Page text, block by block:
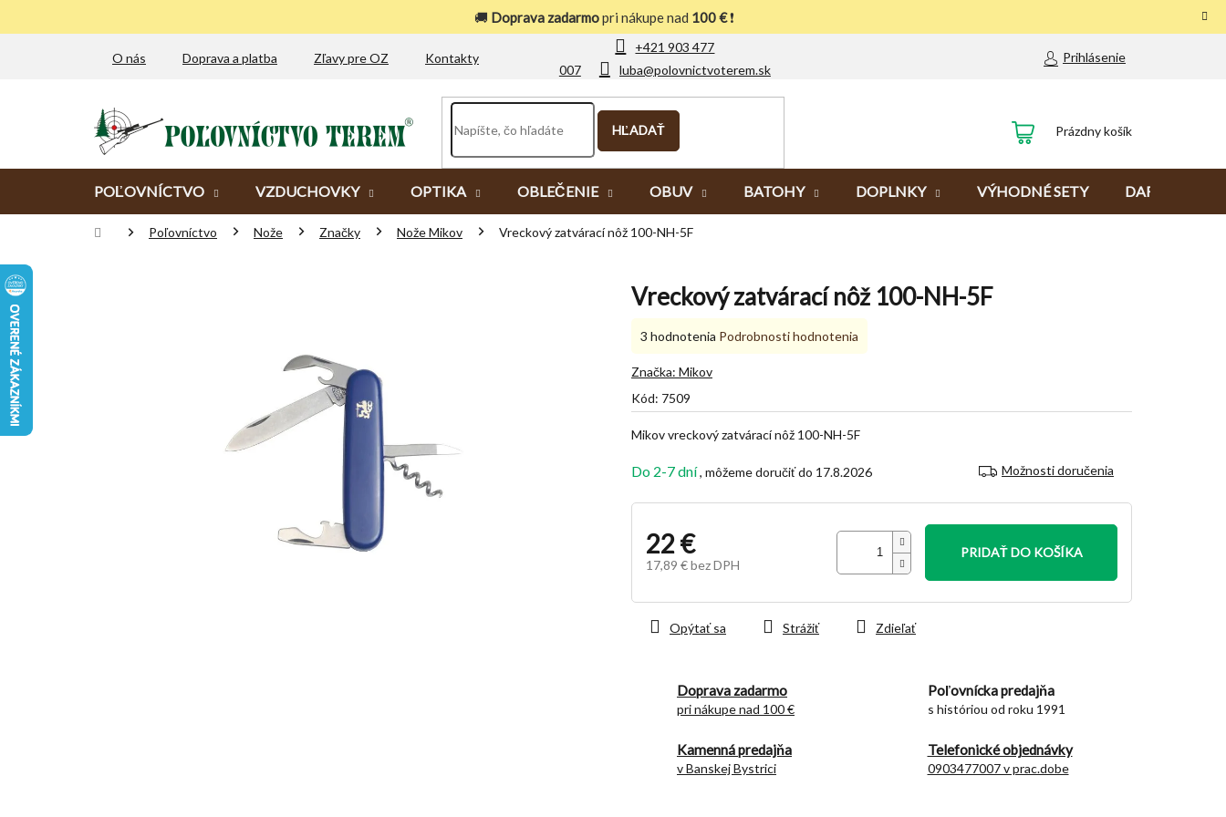
🚚 Doprava zadarmopri nákupe nad 100 €❗
+421 903 477
007
luba@polovnictvoterem.sk
O nás Doprava a platba Zľavy pre OZ Kontakty Prihlásenie
HĽADAŤ
NÁKUPNÝ
Prázdny košík
POĽOVNÍCTVO VZDUCHOVKY OPTIKA OBLEČENIE OBUV BATOHY DOPLNKY VÝHODNÉ SETY DARČEKY
DomovPoľovníctvo Nože Značky Nože Mikov Vreckový zatvárací nôž 100-NH-5F
Vreckový zatvárací nôž 100-NH-5F
Kód: 7509
Do 2-7 dní 17.8.2026 Možnosti doručenia
22 €
17,89 € bez DPH
cena:
PRIDAŤ DO KOŠÍKA
Doprava zadarmo
pri nákupe nad 100 €
Poľovnícka predajňa
s históriou od roku 1991
Kamenná predajňa
v Banskej Bystrici
Telefonické objednávky
0903477007 v prac.dobe
Mikov vreckový zatvárací nôž 100-NH-5F
Opýtať sa Strážiť Zdieľať
Priemerné
produktu
5,0
5
3 hodnotenia Podrobnosti hodnotenia
Značka: Mikov